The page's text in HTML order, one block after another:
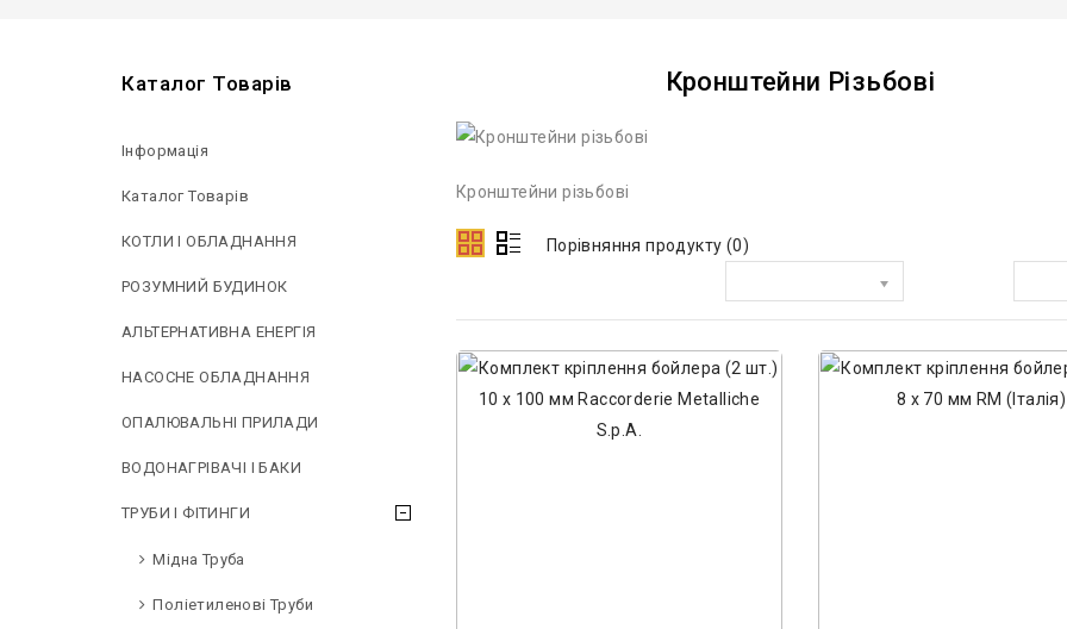
Каталог Товарів
Інформація
Каталог Товарів
КОТЛИ І ОБЛАДНАННЯ
РОЗУМНИЙ БУДИНОК
АЛЬТЕРНАТИВНА ЕНЕРГІЯ
НAСОСНЕ ОБЛАДНАННЯ
ОПАЛЮВАЛЬНІ ПРИЛАДИ
ВОДОНАГРІВАЧІ І БАКИ
ТРУБИ І ФІТИНГИ
Мідна Труба
Поліетиленові Труби
Кронштейни Різьбові
Кронштейни різьбові
Порівняння продукту (0)